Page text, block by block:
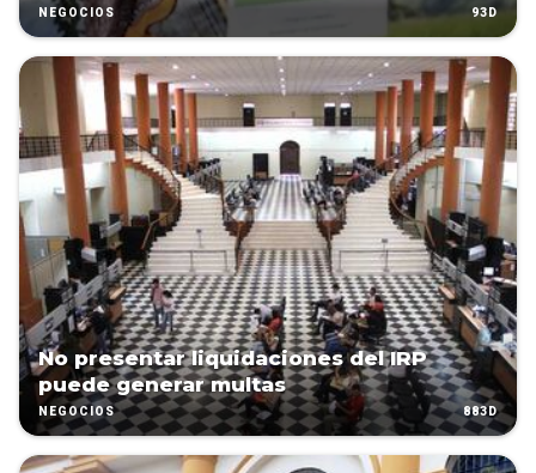
NEGOCIOS 93D
No presentar liquidaciones del IRP
puede generar multas
NEGOCIOS 883D